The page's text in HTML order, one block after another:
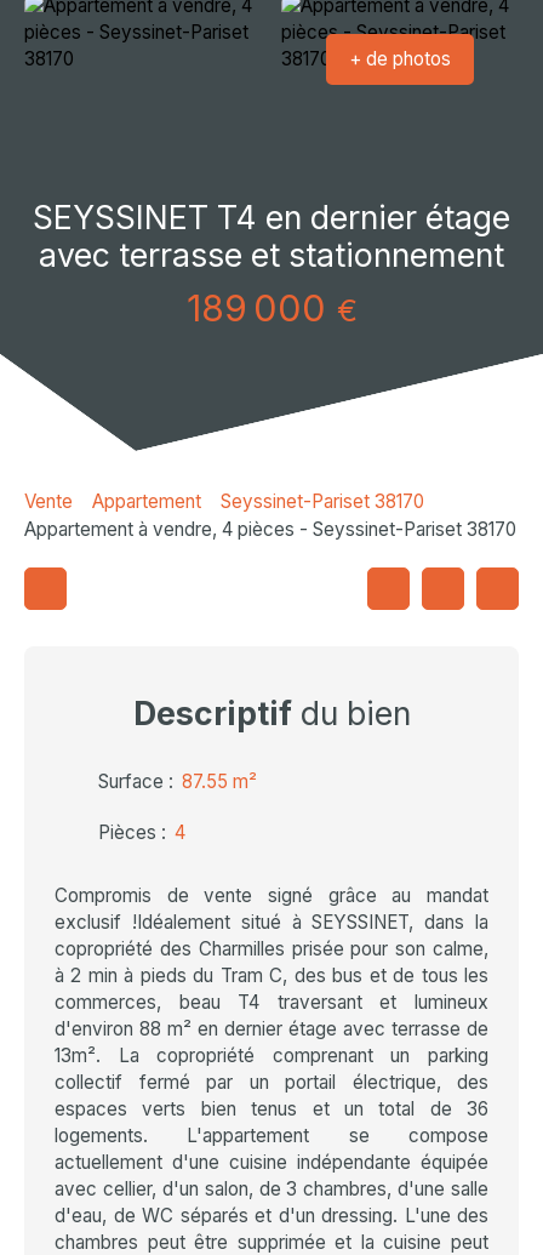
+ de photos
SEYSSINET T4 en dernier étage
avec terrasse et stationnement
189 000 €
Vente Appartement
Seyssinet-Pariset 38170
Appartement à vendre, 4 pièces - Seyssinet-Pariset 38170
Descriptifdu bien
Surface : 87.55 m²
Pièces : 4
Compromis de vente signé grâce au mandat
exclusif !Idéalement situé à SEYSSINET, dans la
copropriété des Charmilles prisée pour son calme,
à 2 min à pieds du Tram C, des bus et de tous les
commerces, beau T4 traversant et lumineux
d'environ 88 m² en dernier étage avec terrasse de
13m². La copropriété comprenant un parking
collectif fermé par un portail électrique, des
espaces verts bien tenus et un total de 36
logements. L'appartement se compose
actuellement d'une cuisine indépendante équipée
avec cellier, d'un salon, de 3 chambres, d'une salle
d'eau, de WC séparés et d'un dressing. L'une des
chambres peut être supprimée et la cuisine peut